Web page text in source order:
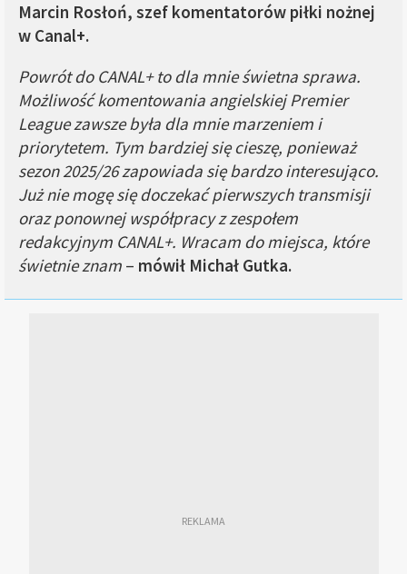
Marcin Rosłoń, szef komentatorów piłki nożnej
w Canal+.
Powrót do CANAL+ to dla mnie świetna sprawa.
Możliwość komentowania angielskiej Premier
League zawsze była dla mnie marzeniem i
priorytetem. Tym bardziej się cieszę, ponieważ
sezon 2025/26 zapowiada się bardzo interesująco.
Już nie mogę się doczekać pierwszych transmisji
oraz ponownej współpracy z zespołem
redakcyjnym CANAL+. Wracam do miejsca, które
świetnie znam – mówił Michał Gutka.